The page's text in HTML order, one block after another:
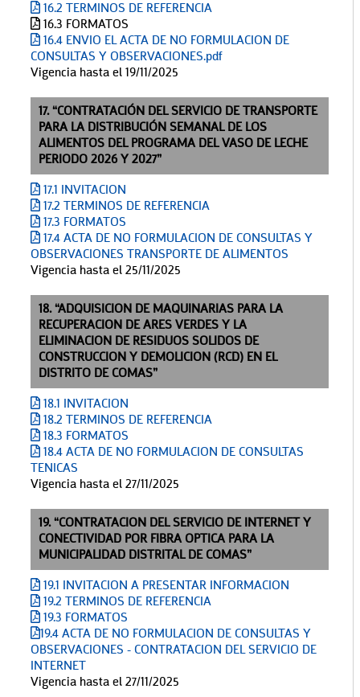
16.2 TERMINOS DE REFERENCIA
16.3 FORMATOS
16.4 ENVIO EL ACTA DE NO FORMULACION DE
CONSULTAS Y OBSERVACIONES.pdf
Vigencia hasta el 19/11/2025
17. “CONTRATACIÓN DEL SERVICIO DE TRANSPORTE
PARA LA DISTRIBUCIÓN SEMANAL DE LOS
ALIMENTOS DEL PROGRAMA DEL VASO DE LECHE
PERIODO 2026 Y 2027”
17.1 INVITACION
17.2 TERMINOS DE REFERENCIA
17.3 FORMATOS
17.4 ACTA DE NO FORMULACION DE CONSULTAS Y
OBSERVACIONES TRANSPORTE DE ALIMENTOS
Vigencia hasta el 25/11/2025
18. “ADQUISICION DE MAQUINARIAS PARA LA
RECUPERACION DE ARES VERDES Y LA
ELIMINACION DE RESIDUOS SOLIDOS DE
CONSTRUCCION Y DEMOLICION (RCD) EN EL
DISTRITO DE COMAS”
18.1 INVITACION
18.2 TERMINOS DE REFERENCIA
18.3 FORMATOS
18.4 ACTA DE NO FORMULACION DE CONSULTAS
TENICAS
Vigencia hasta el 27/11/2025
19. “CONTRATACION DEL SERVICIO DE INTERNET Y
CONECTIVIDAD POR FIBRA OPTICA PARA LA
MUNICIPALIDAD DISTRITAL DE COMAS”
19.1 INVITACION A PRESENTAR INFORMACION
19.2 TERMINOS DE REFERENCIA
19.3 FORMATOS
19.4 ACTA DE NO FORMULACION DE CONSULTAS Y
OBSERVACIONES - CONTRATACION DEL SERVICIO DE
INTERNET
Vigencia hasta el 27/11/2025